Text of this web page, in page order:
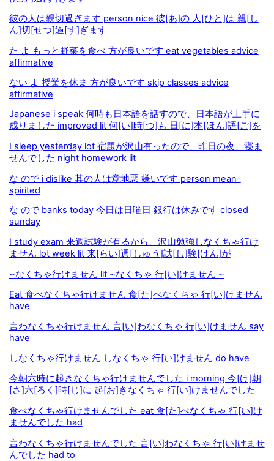
彼の人は親切過ぎます person nice 彼[あ]の 人[ひと]は 親[し
ん]切[せつ]過[す]ぎます
た よ もっと野菜を食べ 方が良いです eat vegetables advice
affirmative
ない よ 授業を休ま 方が良いです skip classes advice
affirmative
Japanese i speak 何時も日本語を話すので、日本語が上手に
成りました improved lit 何[い]時[つ]も 日[に]本[ほん]語[ご]を
I sleep yesterday lot 宿題が沢山有ったので、昨日の夜、寝ま
せんでした night homework lit
な ので i dislike 其の人は意地悪 嫌いです person mean-
spirited
な ので banks today 今日は日曜日 銀行は休みです closed
sunday
I study exam 来週試験が有るから、沢山勉強しなくちゃ行け
ません lot week lit 来[らい]週[しゅう]試[し]験[けん]が
~なくちゃ行けません lit ~なくちゃ 行[い]けません ~
Eat 食べなくちゃ行けません 食[た]べなくちゃ 行[い]けません
have
言わなくちゃ行けません 言[い]わなくちゃ 行[い]けません say
have
しなくちゃ行けません しなくちゃ 行[い]けません do have
今朝六時に起きなくちゃ行けませんでした i morning 今[け]朝
[さ]六[ろく]時[じ]に 起[お]きなくちゃ 行[い]けませんでした
食べなくちゃ行けませんでした eat 食[た]べなくちゃ 行[い]け
ませんでした had
言わなくちゃ行けませんでした 言[い]わなくちゃ 行[い]けませ
んでした had to